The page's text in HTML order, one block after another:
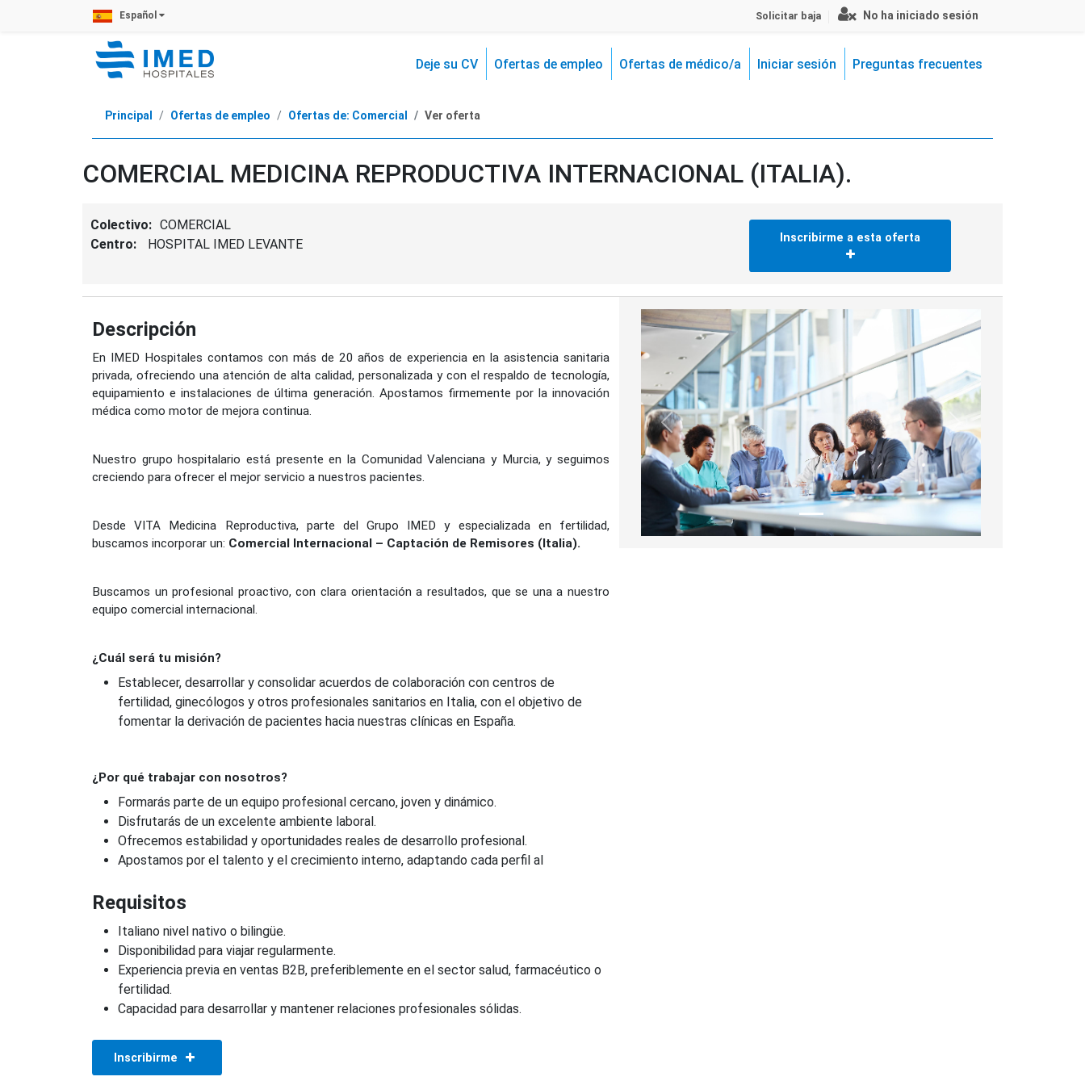
Español Solicitar baja No ha iniciado sesión
Deje su CV Ofertas de empleo Ofertas de médico/a Iniciar sesión Preguntas frecuentes
Principal Ofertas de empleo Ofertas de: comercial Ver oferta
COMERCIAL MEDICINA REPRODUCTIVA INTERNACIONAL (ITALIA).
Colectivo: COMERCIAL
Centro:
HOSPITAL IMED LEVANTE Inscribirme a esta oferta
Descripción
En IMED Hospitales contamos con más de 20 años de experiencia en la asistencia sanitaria
privada, ofreciendo una atención de alta calidad, personalizada y con el respaldo de tecnología,
equipamiento e instalaciones de última generación. Apostamos firmemente por la innovación
médica como motor de mejora continua.
Nuestro grupo hospitalario está presente en la Comunidad Valenciana y Murcia, y seguimos
creciendo para ofrecer el mejor servicio a nuestros pacientes.
Desde VITA Medicina Reproductiva, parte del Grupo IMED y especializada en fertilidad,
buscamos incorporar un: Comercial Internacional – Captación de Remisores (Italia).
Buscamos un profesional proactivo, con clara orientación a resultados, que se una a nuestro
equipo comercial internacional.
¿Cuál será tu misión?
Establecer, desarrollar y consolidar acuerdos de colaboración con centros de
fertilidad, ginecólogos y otros profesionales sanitarios en Italia, con el objetivo de
fomentar la derivación de pacientes hacia nuestras clínicas en España.
¿Por qué trabajar con nosotros?
Formarás parte de un equipo profesional cercano, joven y dinámico.
Disfrutarás de un excelente ambiente laboral.
Ofrecemos estabilidad y oportunidades reales de desarrollo profesional.
Apostamos por el talento y el crecimiento interno, adaptando cada perfil al
Requisitos
Italiano nivel nativo o bilingüe.
Disponibilidad para viajar regularmente.
Experiencia previa en ventas B2B, preferiblemente en el sector salud, farmacéutico o
fertilidad.
Capacidad para desarrollar y mantener relaciones profesionales sólidas.
Inscribirme
Anterior Siguiente